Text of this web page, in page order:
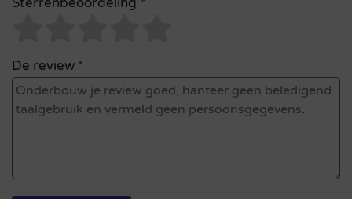
De review *